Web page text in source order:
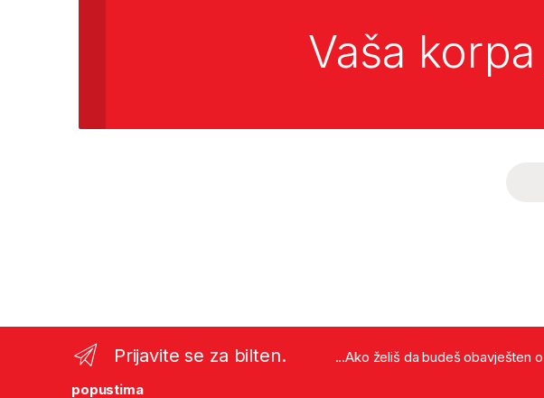
Vaša
Prijavite se za bilten.
...Ako želiš da budeš obavješten
popustima